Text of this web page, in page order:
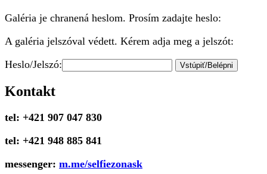
Galéria je chranená heslom. Prosím zadajte heslo:
A galéria jelszóval védett. Kérem adja meg a jelszót:
Heslo/Jelszó:
Kontakt
tel: +421 907 047 830
tel: +421 948 885 841
messenger: m.me/selfiezonask